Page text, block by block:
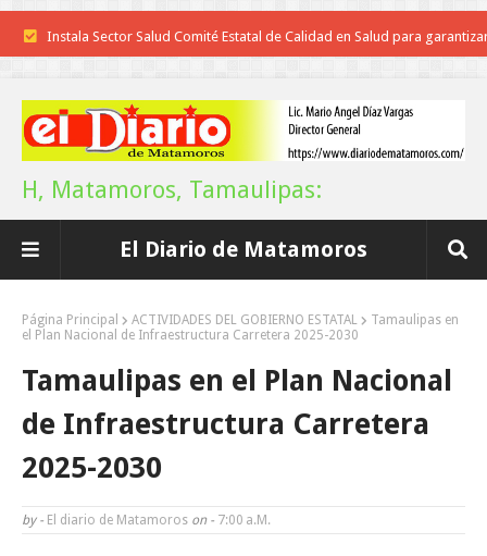
Instala Sector Salud Comité Estatal de Calidad en Salud para
Inicia el ayuntamiento pavimentación de la calle Miguel Alemán en
La UAT, Gobierno del Estado y ganaderos consolidan proyecto
Tam”
La ONU publica Segundo Informe Subnacional de Tamaulipas
Inicia el ayuntamiento pavimentación de la calle Ingenieros en la
H, Matamoros, Tamaulipas:
El Diario de Matamoros
Página Principal ACTIVIDADES DEL GOBIERNO ESTATAL
Tamaulipas en
el Plan Nacional de Infraestructura Carretera 2025-2030
Tamaulipas en el Plan Nacional
de Infraestructura Carretera
2025-2030
by - El diario de Matamoros on - 7:00 A.m.